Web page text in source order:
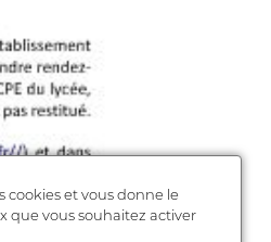
cookies et vous donne le
que vous souhaitez activer